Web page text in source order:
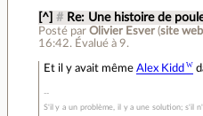
[^] # Re: Une histoire de
Posté par Olivier Esver(site
16:42. Évalué à 9.
Et il y avait même Alex Kidd
S'il y a un problème, il y a une solution; s'il